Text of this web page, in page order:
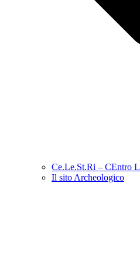
Ce.Le.St.Ri – CEntro
Il sito Archeologico